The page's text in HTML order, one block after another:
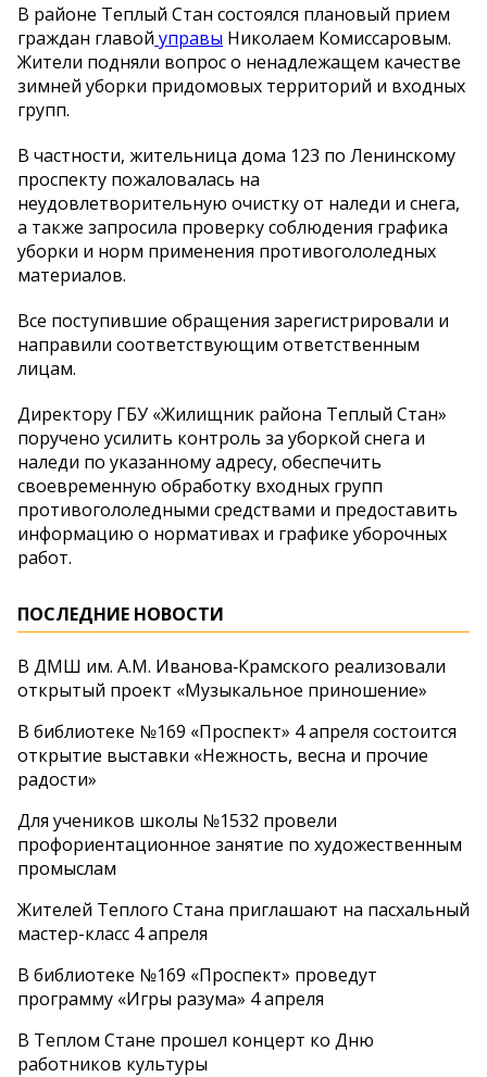
В районе Теплый Стан состоялся плановый прием
граждан главой управы Николаем Комиссаровым.
Жители подняли вопрос о ненадлежащем качестве
зимней уборки придомовых территорий и входных
групп.
В частности, жительница дома 123 по Ленинскому
проспекту пожаловалась на
неудовлетворительную очистку от наледи и снега,
а также запросила проверку соблюдения графика
уборки и норм применения противогололедных
материалов.
Все поступившие обращения зарегистрировали и
направили соответствующим ответственным
лицам.
Директору ГБУ «Жилищник района Теплый Стан»
поручено усилить контроль за уборкой снега и
наледи по указанному адресу, обеспечить
своевременную обработку входных групп
противогололедными средствами и предоставить
информацию о нормативах и графике уборочных
работ.
ПОСЛЕДНИЕ НОВОСТИ
В ДМШ им. А.М. Иванова‑Крамского реализовали
открытый проект «Музыкальное приношение»
В библиотеке №169 «Проспект» 4 апреля состоится
открытие выставки «Нежность, весна и прочие
радости»
Для учеников школы №1532 провели
профориентационное занятие по художественным
промыслам
Жителей Теплого Стана приглашают на пасхальный
мастер-класс 4 апреля
В библиотеке №169 «Проспект» проведут
программу «Игры разума» 4 апреля
В Теплом Стане прошел концерт ко Дню
работников культуры